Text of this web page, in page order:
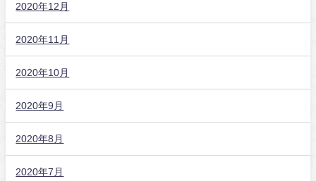
2020年12月
2020年11月
2020年10月
2020年9月
2020年8月
2020年7月